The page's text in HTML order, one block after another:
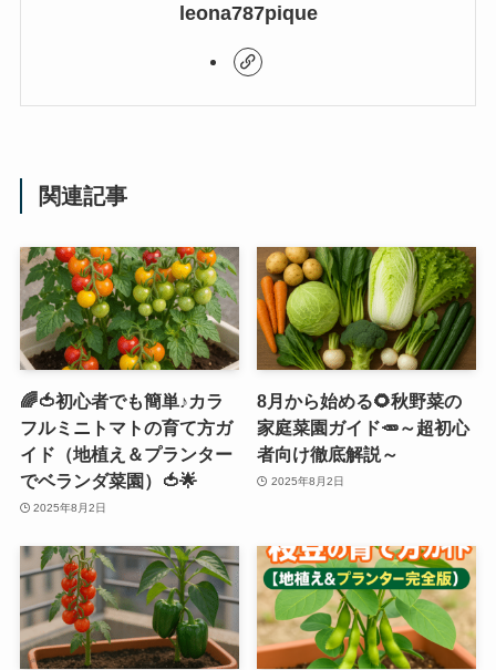
leona787pique
関連記事
🌈🍅初心者でも簡単♪カラ
フルミニトマトの育て方ガ
イド（地植え＆プランター
でベランダ菜園）🍅🌟
2025年8月2日
8月から始める🌻秋野菜の
家庭菜園ガイド🥕～超初心
者向け徹底解説～
2025年8月2日